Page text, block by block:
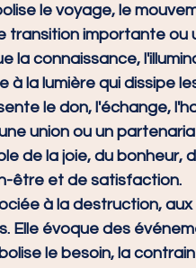
le voyage, le
transition importante ou
la connaissance,
à la lumière qui dissipe
le don, l'échange,
union ou un
de la joie, du bonheur,
être et de satisfaction.
à la destruction,
Elle évoque des
le besoin, la